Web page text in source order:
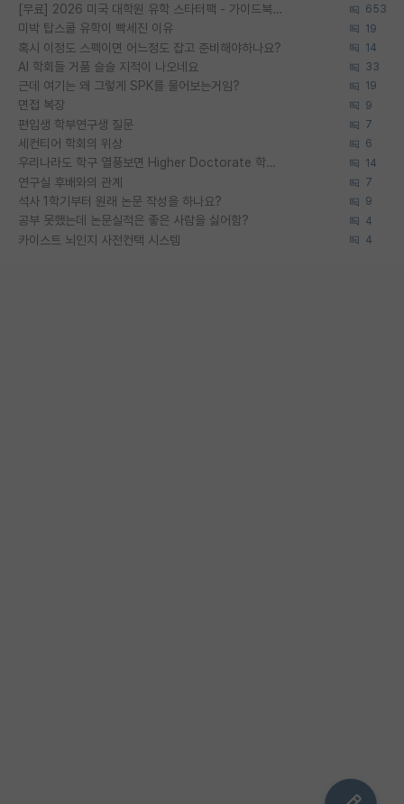
[무료] 2026 미국 대학원 유학 스타터팩 - 가이드북 & 합격자 컨택메일 템플릿 653
미박 탑스쿨 유학이 빡세진 이유 19
혹시 이정도 스펙이면 어느정도 잡고 준비해야하나요? 14
AI 학회들 거품 슬슬 지적이 나오네요 33
근데 여기는 왜 그렇게 SPK를 물어보는거임? 19
면접 복장 9
편입생 학부연구생 질문 7
세컨티어 학회의 위상 6
우리나라도 학구 열풍보면 Higher Doctorate 학위가 필요하다고 봅니다. 14
연구실 후배와의 관계 7
석사 1학기부터 원래 논문 작성을 하나요? 9
공부 못했는데 논문실적은 좋은 사람을 싫어함? 4
카이스트 뇌인지 사전컨택 시스템 4